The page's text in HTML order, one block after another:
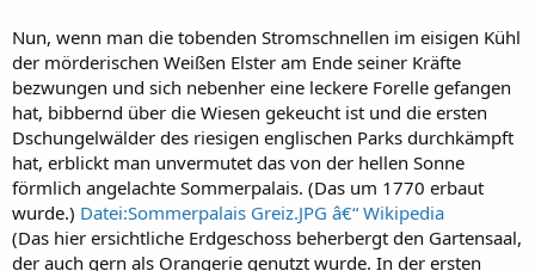
Nun, wenn man die tobenden Stromschnellen im eisigen Kühl
der mörderischen Weißen Elster am Ende seiner Kräfte
bezwungen und sich nebenher eine leckere Forelle gefangen
hat, bibbernd über die Wiesen gekeucht ist und die ersten
Dschungelwälder des riesigen englischen Parks durchkämpft
hat, erblickt man unvermutet das von der hellen Sonne
förmlich angelachte Sommerpalais. (Das um 1770 erbaut
wurde.) Datei:Sommerpalais Greiz.JPG â€“ Wikipedia
(Das hier ersichtliche Erdgeschoss beherbergt den Gartensaal,
der auch gern als Orangerie genutzt wurde. In der ersten